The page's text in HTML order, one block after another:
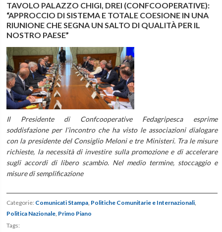
TAVOLO PALAZZO CHIGI, DREI (CONFCOOPERATIVE):
“APPROCCIO DI SISTEMA E TOTALE COESIONE IN UNA
RIUNIONE CHE SEGNA UN SALTO DI QUALITÀ PER IL
NOSTRO PAESE”
Il Presidente di Confcooperative Fedagripesca esprime
soddisfazione per l’incontro che ha visto le associazioni dialogare
con la presidente del Consiglio Meloni e tre Ministeri. Tra le misure
richieste, la necessità di investire sulla promozione e di accelerare
sugli accordi di libero scambio. Nel medio termine, stoccaggio e
misure di semplificazione
Categorie: Comunicati Stampa Politiche Comunitarie e Internazionali
Politica Nazionale Primo Piano
Tags: